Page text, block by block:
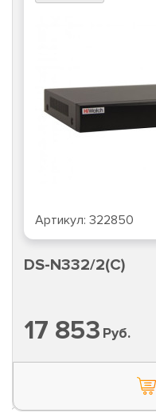
Артикул: 322850
DS-N332/2(C)
17 853 Руб.